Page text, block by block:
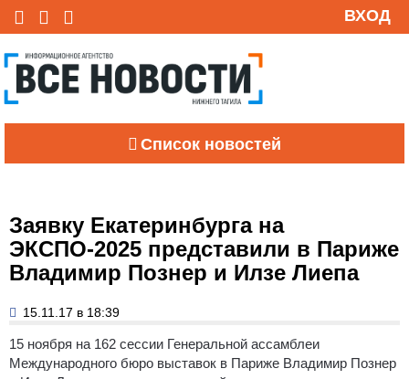
ВХОД
Список новостей
Заявку Екатеринбурга на
ЭКСПО-2025 представили в Париже
Владимир Познер и Илзе Лиепа
15.11.17 в 18:39
15 ноября на 162 сессии Генеральной ассамблеи
Международного бюро выставок в Париже Владимир Познер